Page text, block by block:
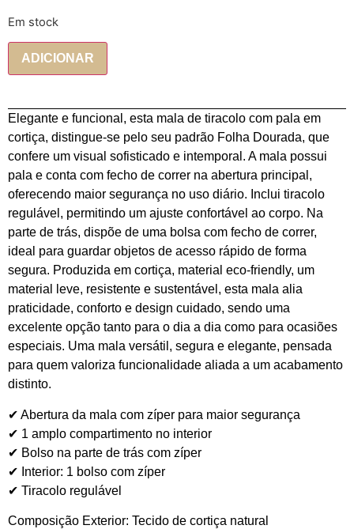
Em stock
ADICIONAR
Elegante e funcional, esta mala de tiracolo com pala em
cortiça, distingue-se pelo seu padrão Folha Dourada, que
confere um visual sofisticado e intemporal. A mala possui
pala e conta com fecho de correr na abertura principal,
oferecendo maior segurança no uso diário. Inclui tiracolo
regulável, permitindo um ajuste confortável ao corpo. Na
parte de trás, dispõe de uma bolsa com fecho de correr,
ideal para guardar objetos de acesso rápido de forma
segura. Produzida em cortiça, material eco-friendly, um
material leve, resistente e sustentável, esta mala alia
praticidade, conforto e design cuidado, sendo uma
excelente opção tanto para o dia a dia como para ocasiões
especiais. Uma mala versátil, segura e elegante, pensada
para quem valoriza funcionalidade aliada a um acabamento
distinto.
✔ Abertura da mala com zíper para maior segurança
✔ 1 amplo compartimento no interior
✔ Bolso na parte de trás com zíper
✔ Interior: 1 bolso com zíper
✔ Tiracolo regulável
Composição Exterior: Tecido de cortiça natural